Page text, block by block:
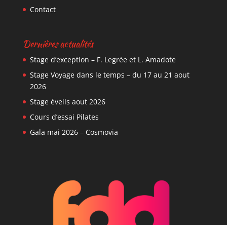
Contact
Dernières actualités
Stage d’exception – F. Legrée et L. Amadote
Stage Voyage dans le temps – du 17 au 21 aout
2026
Stage éveils aout 2026
Cours d’essai Pilates
Gala mai 2026 – Cosmovia